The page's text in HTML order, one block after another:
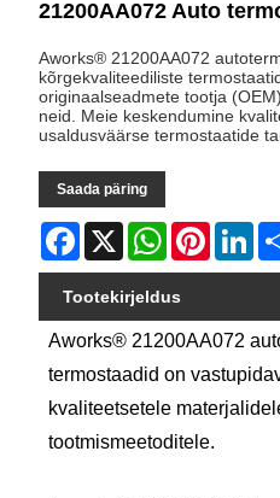
21200AA072 Auto
Aworks® 21200AA072
kõrgekvaliteediliste
originaalseadmete tootja
neid. Meie keskendumine
usaldusväärse termostaatide
Saada päring
Facebook
X WhatsAppPinterest
Tootekirjeldus
Aworks® 21200AA072
termostaadid on
kvaliteetsetele
tootmismeetoditele.